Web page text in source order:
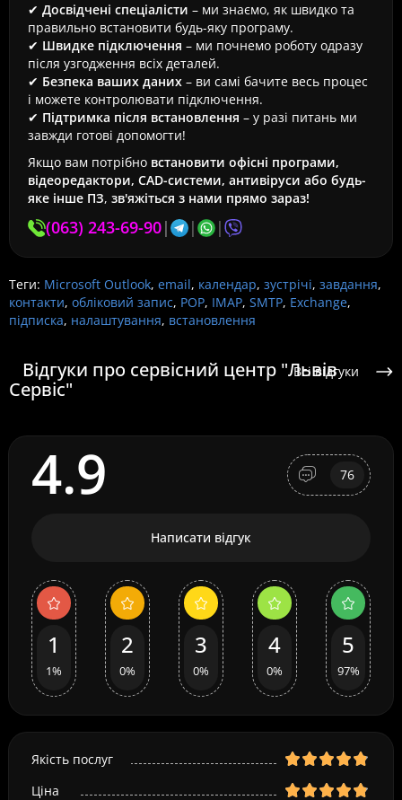
✔ Досвідчені спеціалісти – ми знаємо, як швидко та
правильно встановити будь-яку програму.
✔ Швидке підключення – ми почнемо роботу одразу
після узгодження всіх деталей.
✔ Безпека ваших даних – ви самі бачите весь процес
і можете контролювати підключення.
✔ Підтримка після встановлення – у разі питань ми
завжди готові допомогти!
Якщо вам потрібно встановити офісні програми,
відеоредактори, CAD-системи, антивіруси або будь-
яке інше ПЗ, зв'яжіться з нами прямо зараз!
(063) 243-69-90| | |
Теги: Microsoft Outlook, email, календар, зустрічі, завдання,
контакти, обліковий запис, POP, IMAP, SMTP, Exchange,
підписка, налаштування, встановлення
Відгуки про сервісний центр "Львів
Сервіс"
Всі відгуки
4.9 76
Написати відгук
1
1%
2
0%
3
0%
4
0%
5
97%
Якість послуг
Ціна